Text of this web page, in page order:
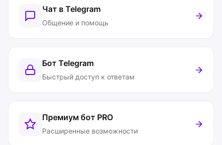
Чат в Telegram
Общение и помощь
Бот Telegram
Быстрый доступ к ответам
Премиум бот PRO
Расширенные возможности